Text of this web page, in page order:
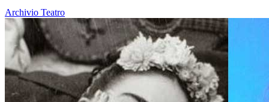
Archivio Teatro